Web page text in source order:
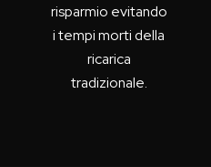
risparmio evitando
i tempi morti della
ricarica
tradizionale.